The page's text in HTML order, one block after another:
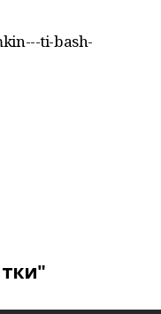
ti-bash-